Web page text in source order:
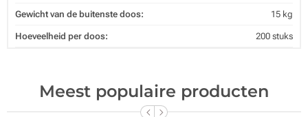
Gewicht van de buitenste doos: 15 kg
Hoeveelheid per doos: 200 stuks
Meest populaire producten